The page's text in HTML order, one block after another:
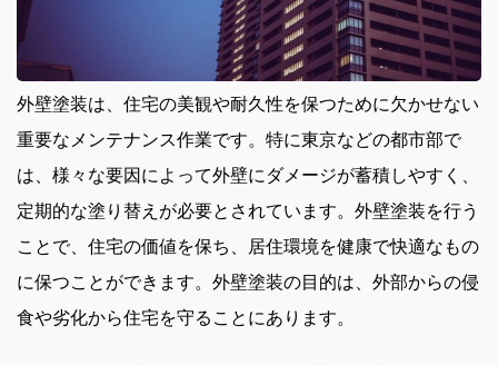
外壁塗装は、住宅の美観や耐久性を保つために欠かせない
重要なメンテナンス作業です。 特に東京などの都市部で
は、様々な要因によって外壁にダメージが蓄積しやすく、
定期的な塗り替えが必要とされています。外壁塗装を行う
ことで、住宅の価値を保ち、居住環境を健康で快適なもの
に保つことができます。外壁塗装の目的は、外部からの侵
食や劣化から住宅を守ることにあります。